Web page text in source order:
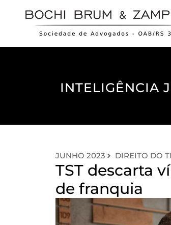
INTELIGÊNCIA
JUNHO 2023 DIREITO DO
TST descarta
de franquia